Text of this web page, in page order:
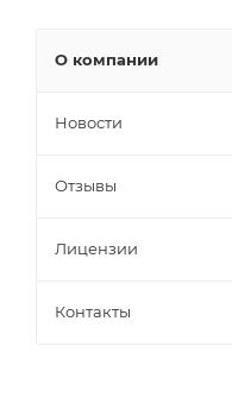
О компании
Новости
Отзывы
Лицензии
Контакты